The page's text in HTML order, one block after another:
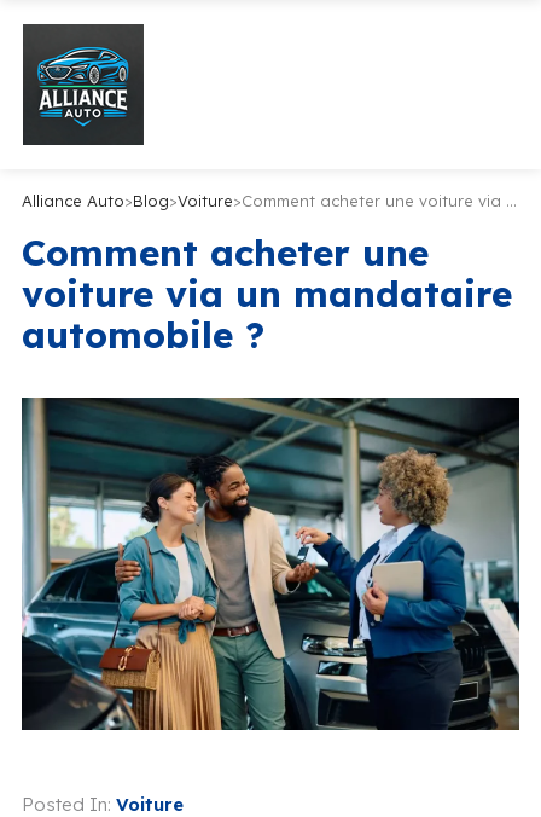
Alliance Auto>Blog>Voiture> Comment acheter une voiture via un mandataire automobile ?
Comment acheter une
voiture via un mandataire
automobile ?
Posted In: Voiture